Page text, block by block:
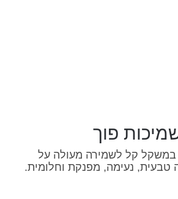
פוך
במשקל קל לשמירה מעולה על
טבעית, נעימה, מפנקת וחלומית.